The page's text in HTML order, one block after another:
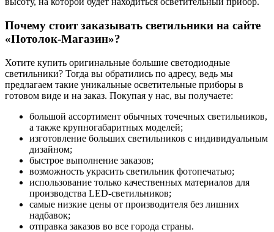
Почему стоит заказывать светильники на сайте
«Потолок-Магазин»?
Хотите купить оригинальные большие светодиодные
светильники? Тогда вы обратились по адресу, ведь мы
предлагаем такие уникальные осветительные приборы в
готовом виде и на заказ. Покупая у нас, вы получаете:
большой ассортимент обычных точечных светильников,
а также крупногабаритных моделей;
изготовление больших светильников с индивидуальным
дизайном;
быстрое выполнение заказов;
возможность украсить светильник фотопечатью;
использование только качественных материалов для
производства LED-светильников;
самые низкие цены от производителя без лишних
надбавок;
отправка заказов во все города страны.